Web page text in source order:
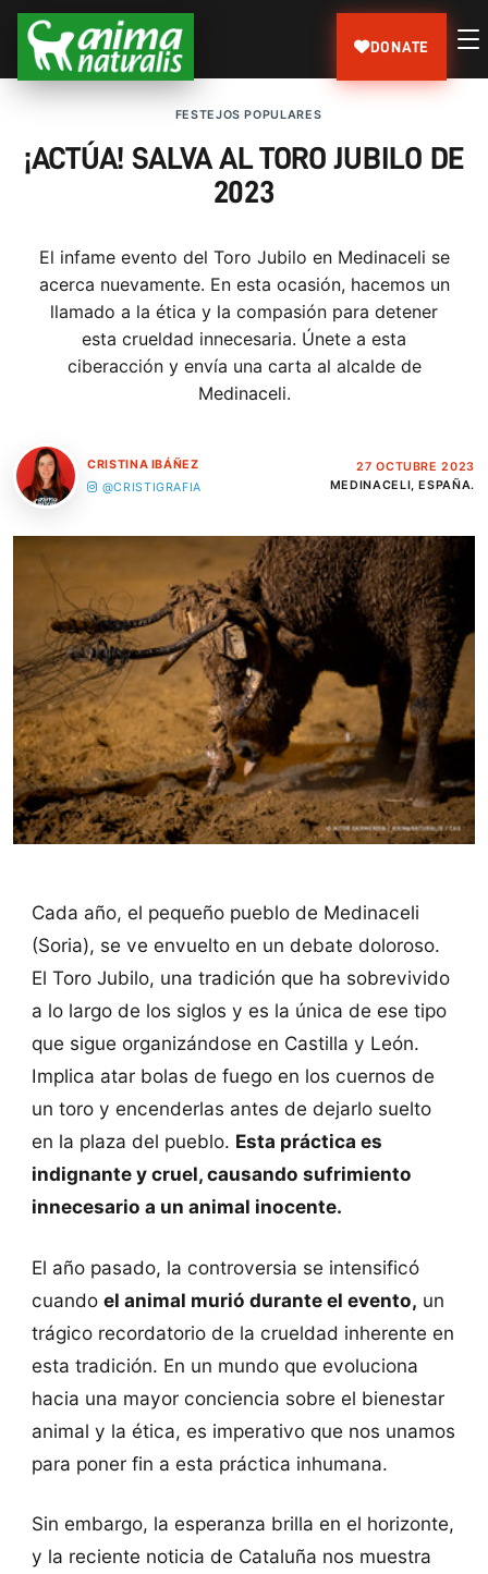
DONATE
FESTEJOS POPULARES
¡ACTÚA! SALVA AL TORO JUBILO DE
2023
El infame evento del Toro Jubilo en Medinaceli se
acerca nuevamente. En esta ocasión, hacemos un
llamado a la ética y la compasión para detener
esta crueldad innecesaria. Únete a esta
ciberacción y envía una carta al alcalde de
Medinaceli.
CRISTINA IBÁÑEZ
@CRISTIGRAFIA
27 OCTUBRE 2023
MEDINACELI, ESPAÑA.
Cada año, el pequeño pueblo de Medinaceli
(Soria), se ve envuelto en un debate doloroso.
El Toro Jubilo, una tradición que ha sobrevivido
a lo largo de los siglos y es la única de ese tipo
que sigue organizándose en Castilla y León.
Implica atar bolas de fuego en los cuernos de
un toro y encenderlas antes de dejarlo suelto
en la plaza del pueblo. Esta práctica es
indignante y cruel, causando sufrimiento
innecesario a un animal inocente.
El año pasado, la controversia se intensificó
cuando el animal murió durante el evento, un
trágico recordatorio de la crueldad inherente en
esta tradición. En un mundo que evoluciona
hacia una mayor conciencia sobre el bienestar
animal y la ética, es imperativo que nos unamos
para poner fin a esta práctica inhumana.
Sin embargo, la esperanza brilla en el horizonte,
y la reciente noticia de Cataluña nos muestra